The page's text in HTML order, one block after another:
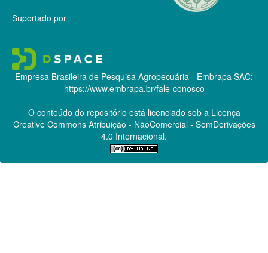
Suportado por
Empresa Brasileira de Pesquisa Agropecuária - Embrapa SAC:
https://www.embrapa.br/fale-conosco
O conteúdo do repositório está licenciado sob a Licença
Creative CommonsAtribuição - NãoComercial - SemDerivações
4.0 Internacional.